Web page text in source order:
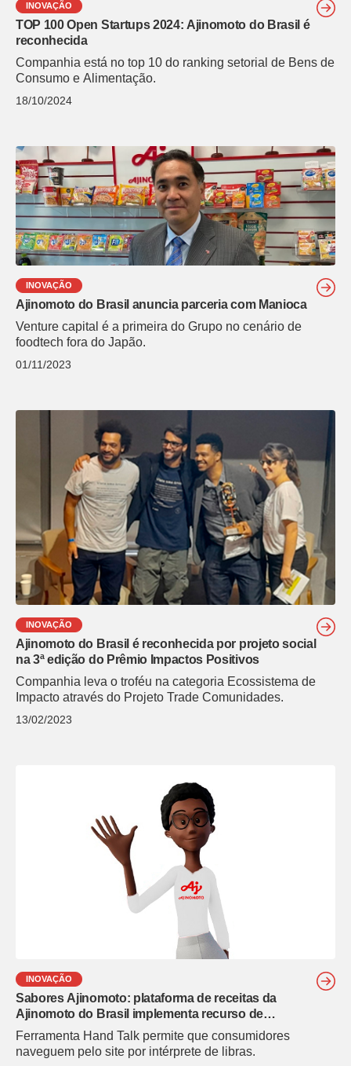
INOVAÇÃO
TOP 100 Open Startups 2024: Ajinomoto do Brasil é
reconhecida
Companhia está no top 10 do ranking setorial de Bens de
Consumo e Alimentação.
18/10/2024
INOVAÇÃO
Ajinomoto do Brasil anuncia parceria com Manioca
Venture capital é a primeira do Grupo no cenário de
foodtech fora do Japão.
01/11/2023
INOVAÇÃO
Ajinomoto do Brasil é reconhecida por projeto social
na 3ª edição do Prêmio Impactos Positivos
Companhia leva o troféu na categoria Ecossistema de
Impacto através do Projeto Trade Comunidades.
13/02/2023
INOVAÇÃO
Sabores Ajinomoto: plataforma de receitas da
Ajinomoto do Brasil implementa recurso de
tradução em libras
Ferramenta Hand Talk permite que consumidores
naveguem pelo site por intérprete de libras.